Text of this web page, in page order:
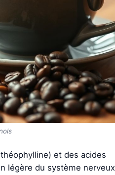
et des acides
légère du système nerveux